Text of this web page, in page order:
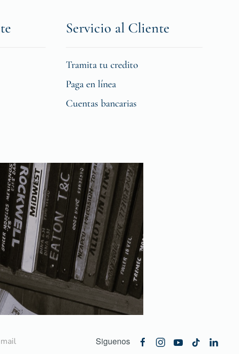
Servicio al Cliente
Tramita tu credito
Paga en línea
Cuentas bancarias
Siguenos